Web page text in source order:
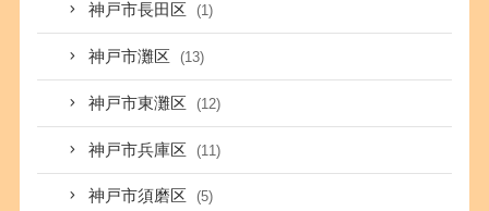
神戸市長田区 (1)
神戸市灘区 (13)
神戸市東灘区 (12)
神戸市兵庫区 (11)
神戸市須磨区 (5)